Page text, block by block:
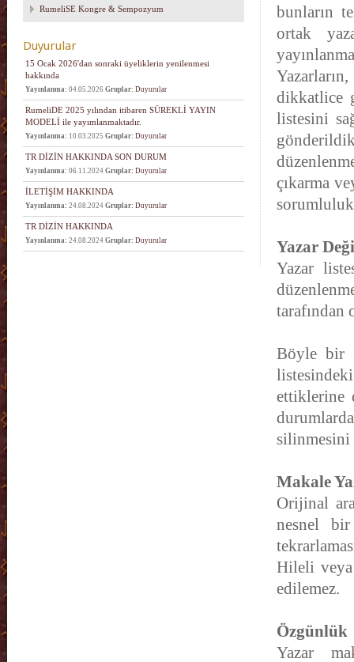
RumeliSE Kongre & Sempozyum
Duyurular
15 Ocak 2026'dan sonraki üyeliklerin yenilenmesi
hakkında
Yayınlanma: 04.05.2026 Gruplar: Duyurular
RumeliDE 2025 yılından itibaren SÜREKLİ YAYIN
MODELİ ile yayımlanmaktadır.
Yayınlanma: 10.03.2025 Gruplar: Duyurular
TR DİZİN HAKKINDA SON DURUM
Yayınlanma: 06.11.2024 Gruplar: Duyurular
İLETİŞİM HAKKINDA
Yayınlanma: 24.08.2024 Gruplar: Duyurular
TR DİZİN HAKKINDA
Yayınlanma: 24.08.2024 Gruplar: Duyurular
bunların
ortak
dikkatlice
listesini
çıkarma
Yazar
Yazar
tarafından
Böyle bir
ettiklerine
silinmesini
Makale
Orijinal
nesnel bir
Hileli veya
edilemez.
Özgünlük
Yazar